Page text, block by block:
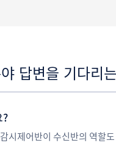
답변을 기다리
시제어반이 수신반의 역할